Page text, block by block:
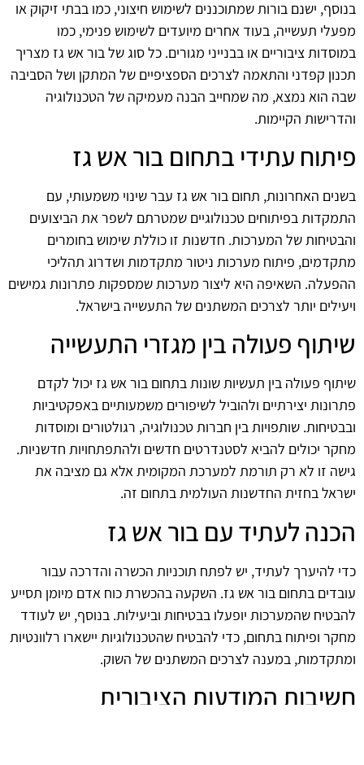
בנוסף, ישנם בורות שמתוכננים לשימוש חיצוני, כמו בבתי זיקוק או
מפעלי תעשייה, בעוד אחרים מיועדים לשימוש פנימי, כמו
במוסדות ציבוריים או בבנייני מגורים. כל סוג של בור אש גז מצריך
תכנון קפדני והתאמה לצרכים הספציפיים של המתקן ושל הסביבה
שבה הוא נמצא, מה שמחייב הבנה מעמיקה של הטכנולוגיה
והדרישות הקיימות.
פיתוח עתידי בתחום בור אש גז
בשנים האחרונות, תחום בור אש גז עבר שינוי משמעותי, עם
התמקדות בפיתוחים טכנולוגיים שמטרתם לשפר את הביצועים
והבטיחות של המערכות. חדשנות זו כוללת שימוש בחומרים
מתקדמים, פיתוח מערכות ניטור מתקדמות ושדרוג תהליכי
ההפעלה. השאיפה היא ליצור מערכות שמספקות פתרונות גמישים
ויעילים יותר לצרכים המשתנים של התעשייה בישראל.
שיתוף פעולה בין מגזרי התעשייה
שיתוף פעולה בין תעשיות שונות בתחום בור אש גז יכול לקדם
פתרונות יצירתיים ולהוביל לשיפורים משמעותיים באפקטיביות
ובבטיחות. שותפויות בין חברות טכנולוגיה, רגולטורים ומוסדות
מחקר יכולים להביא לסטנדרטים חדשים ולהתפתחויות חדשניות.
גישה זו לא רק תורמת למערכת המקומית אלא גם מציבה את
ישראל בחזית החדשנות העולמית בתחום זה.
הכנה לעתיד עם בור אש גז
כדי להיערך לעתיד, יש לפתח תוכניות הכשרה והדרכה עבור
עובדים בתחום בור אש גז. השקעה בהכשרת כוח אדם מיומן תסייע
להבטיח שהמערכות יופעלו בבטיחות וביעילות. בנוסף, יש לעודד
מחקר ופיתוח בתחום, כדי להבטיח שהטכנולוגיות יישארו רלוונטיות
ומתקדמות, במענה לצרכים המשתנים של השוק.
חשיבות המודעות הציבורית